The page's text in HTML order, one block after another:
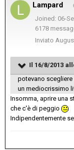
Lampard
Joined: 06-
6178
Inviato
Il 16/8/2013
potevano scegliere
un mediocrissimo
Insomma, aprire una
che c'è di peggio
Indipendentemente